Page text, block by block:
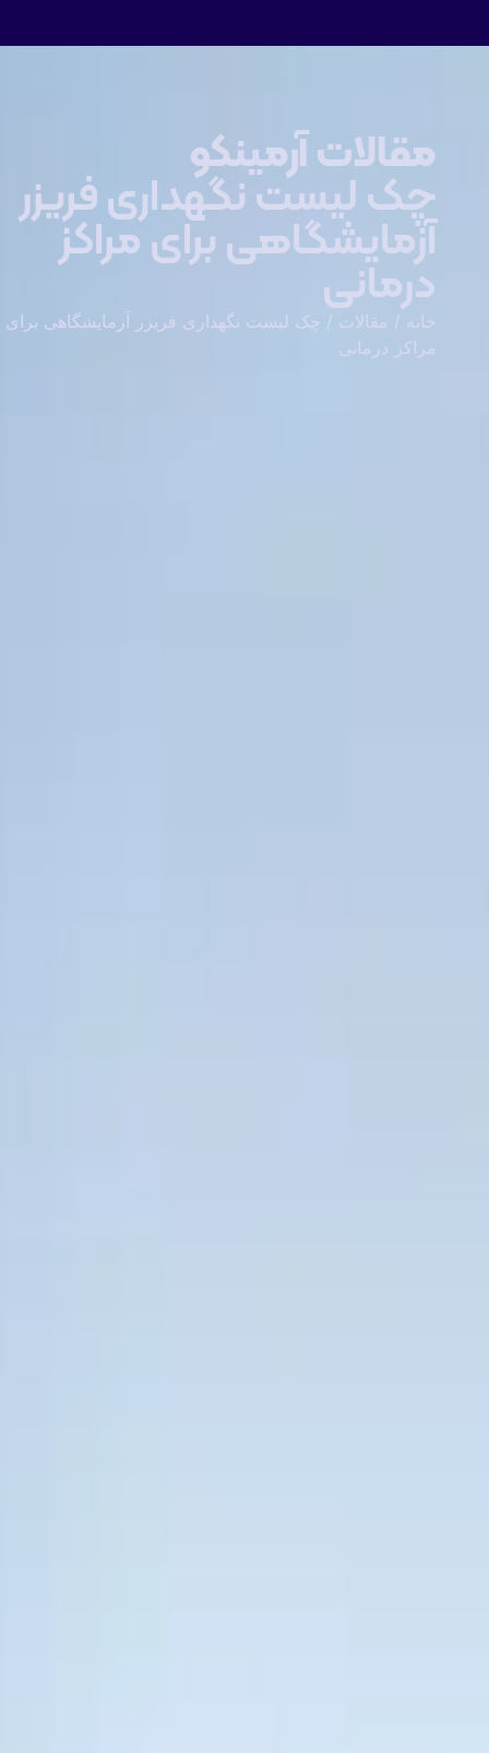
مقالات آرمینکو
چک لیست نگهداری فریزر
آزمایشگاهی برای مراکز
درمانی
خانه / مقالات / چک لیست نگهداری فریزر آزمایشگاهی برای
مراکز درمانی